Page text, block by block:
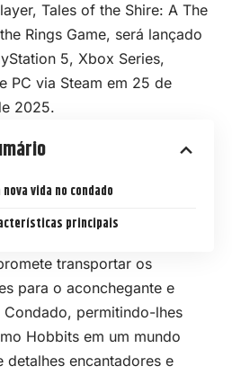
Tales of the Shire: A The
Rings Game, será lançado
5, Xbox Series,
PC via Steam em 25 de
2025.
nova vida no condado
principais
transportar os
para o aconchegante e
permitindo-lhes
Hobbits em um mundo
detalhes encantadores e